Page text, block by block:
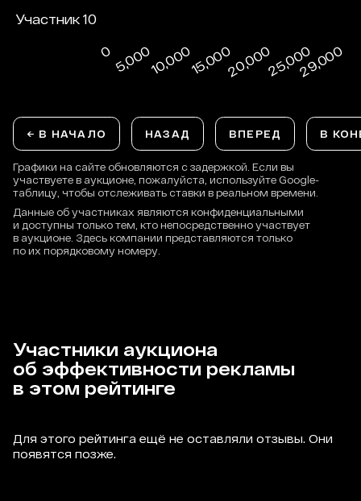
← В НАЧАЛО НАЗАД ВПЕРЕД В
Графики на сайте обновляются с задержкой. Если вы
участвуете в аукционе, пожалуйста, используйте Google-
таблицу, чтобы отслеживать ставки в реальном времени.
Данные об участниках являются конфиденциальными
и доступны только тем, кто непосредственно участвует
в аукционе. Здесь компании представляются только
по их порядковому номеру.
Участники аукциона
об эффективности рекламы
в этом рейтинге
Для этого рейтинга ещё не оставляли отзывы. Они
появятся позже.